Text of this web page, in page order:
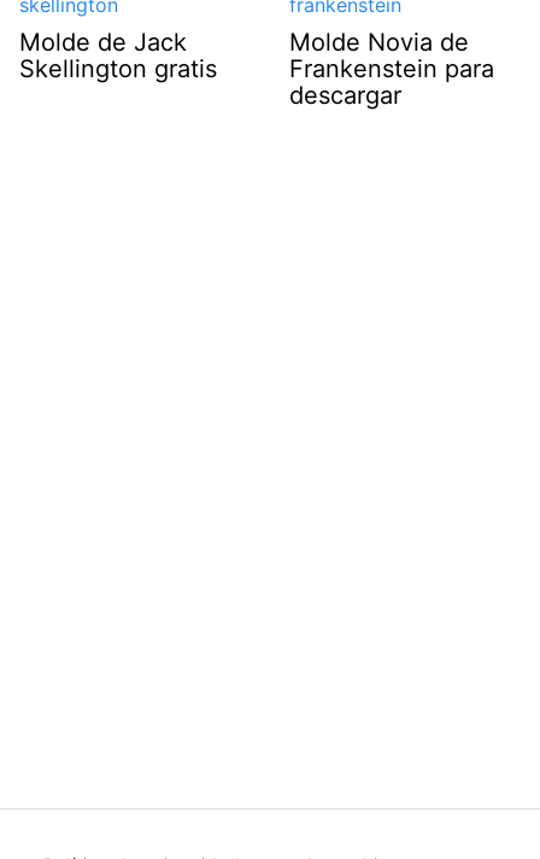
Molde de Jack
Skellington gratis
Molde Novia de
Frankenstein para
descargar